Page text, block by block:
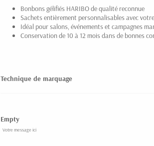
Bonbons gélifiés HARIBO de qualité reconnue
Sachets entièrement personnalisables avec
Idéal pour salons, événements et campagnes
Conservation de 10 à 12 mois dans de bonnes
Technique de marquage
Empty